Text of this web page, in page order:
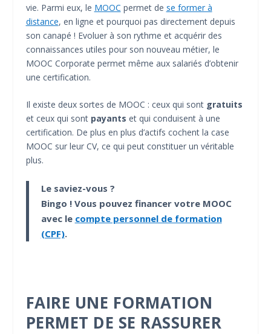
vie. Parmi eux, le MOOC permet de se former à
distance, en ligne et pourquoi pas directement depuis
son canapé ! Evoluer à son rythme et acquérir des
connaissances utiles pour son nouveau métier, le
MOOC Corporate permet même aux salariés d’obtenir
une certification.
Il existe deux sortes de MOOC : ceux qui sont gratuits
et ceux qui sont payants et qui conduisent à une
certification. De plus en plus d’actifs cochent la case
MOOC sur leur CV, ce qui peut constituer un véritable
plus.
Le saviez-vous ?
Bingo ! Vous pouvez financer votre MOOC
avec le compte personnel de formation
(CPF).
FAIRE UNE FORMATION
PERMET DE SE RASSURER